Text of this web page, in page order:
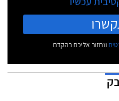
ונחזור אליכם בהקדם